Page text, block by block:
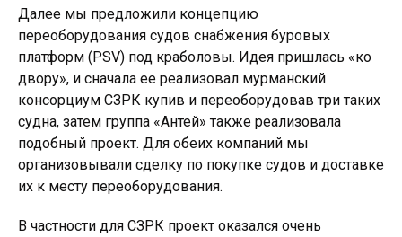
Далее мы предложили концепцию
переоборудования судов снабжения буровых
платформ (PSV) под краболовы. Идея пришлась «ко
двору», и сначала ее реализовал мурманский
консорциум СЗРК купив и переоборудовав три таких
судна, затем группа «Антей» также реализовала
подобный проект. Для обеих компаний мы
организовывали сделку по покупке судов и доставке
их к месту переоборудования.
В частности для СЗРК проект оказался очень